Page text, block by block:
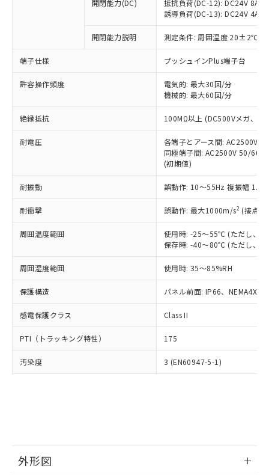
開閉能力(DC)
抵抗負荷(DC-12): DC24V 8A/
誘導負荷(DC-13): DC24V 4A/
開閉能力説明 測定条件: 周囲温度 20±2℃、
端子仕様 プッシュインPlus端子台
許容操作頻度
電気的: 最大30回/分
機械的: 最大60回/分
絶縁抵抗 100MΩ以上 (DC500Vメガ、点
耐電圧
各端子とアース間: AC2500V
同極端子間: AC2500V 50/
(初期値)
耐振動 誤動作: 10～55Hz 複振幅
耐衝撃 誤動作: 最大1000m/s2 (接点
周囲温度範囲
使用時: -25～55℃ (ただし、氷
保存時: -40～80℃ (ただし、氷
周囲湿度範囲 使用時: 35～85%RH
保護構造 パネル前面: IP66、NEMA4X,
感電保護クラス Class II
PTI（トラッキング特性） 175
汚染度 3 (EN60947-5-1)
外形図
ことをご了承ください。
在庫状況および標準価格照会結果は、
記載している更新日時点での社内デー
タに基づき作成されるものであり、閲
覧された時点での実際の在庫および標
準価格とは異なる場合があることをご
正式な納期状況および標準価格はお客
様のお取引先、またはお客様担当のオ
ムロン制御機器販売店・当社販売員に
オムロン制御機器販売店や当社販売拠
販売ネットワーク
」をご確認
在庫状況および標準価格結果を当社の
事前の承諾なく第三者に漏洩または開
示しないようお願いします。
マイパーツ機能（部品リスト作成サー
ビス）をご利用いただくには、I-Web
メンバーズにご登録されている必要が
お客様が当ウェブサイト上で当社にご
登録された部品リストについて、当社
および当社の共同利用者が、当社の製
品・サービスに関するお客様との取
引・商談に必要な範囲で利用すること
をご了承ください。
※当社の共同利用者とは、"個人情報
の「1.共同利
用者の範囲」に記載されている法人を
むを得ず変更することがあります。
*EU RoHS指令（10物質）：
鉛(Pb) 1000ppm以下、 水銀(Hg) 1000ppm以下、 カド
ミウム(Cd) 100ppm以下、
六価クロム(Cr(Ⅵ)) 1000ppm以下、ポリ臭化ビフェニル
類(PBB) 1000ppm以下、ポリ臭化ジフェニルエーテル類
(PBDE) 1000ppm以下、フタル酸ビス(2-エチルヘキシ
ル) (DEHP)(別名：DOP) 1000ppm以下、フタル酸ブチ
(DIBP) 1000ppm以下
但し、RoHS指令で産業用監視および制御機器に対する
フタル酸エステル類の４物質については閾値を超える意
図的な使用がないことを確認しています。
部品在庫の切り替え状況などにより、予定
月が前後することがあります。
※3 非含有証明書ダウンロード
下記の非含有証明書をダウンロードするこ
とができます。
EU RoHS指令（10物質）の非含有証明書
51物質の非含有証明書（当社基準）
※本証明書は発行日時点で非含有を証明す
欄に対応日を記載しておりました。
既に当社にて対応品への在庫切替を完了
「－」：未確認です。当社販売部門へお問
*中国RoHS10物質の基準値 (GB/T26572)：
Pb(鉛) :1000ppm、 Hg(水銀) : 1000ppm、 Cd(カドミウ
ニル類) : 1000ppm、 PBDEs(ポリ臭化ジフェニルエーテ
DBP(フタル酸ジブチル) : 1000ppm、 DIBP(フタル酸ジ
イソブチル) : 1000ppm、 BBP(フタル酸ブチルベンジ
ル) : 1000ppm、
DEHP(フタル酸ビス(2-エチルヘキシル)) : 1000ppm
「ｅ」：有害物質（10物質）のすべてが基
準値以下であることを示します。
「10」：通常の使用状況下において有害物
質が外部に漏えいし、環境に深刻な影響を
及ぼさない年数を意味します。
「－」：未確認です。当社販売部門へお問
い合わせください。
当社は、これら貴社製品のうち、外国
為替および外国貿易法に定める商品
（以下｢規制貨物等」という）を輸出
または国外への提供する場合は、日本
国政府の輸出許可(または役務取引許
可)を取得するなどの必要な手続きを
当社は規制貨物を破棄する場合は、完
全に破砕するなど、違法に輸出されな
いよう必要な手段を講じます。
当社は貴社製品を、核兵器、ミサイ
ル、化学兵器、生物兵器またはその他
武器並びにこれらの製造装置等に一切
当社は、貴社製品を第三者に販売する
場合は、上記1、2および3の内容を当
該第三者に通知します。また当社は、
販売先および販売に係わる関係者が違
法に輸出するおそれがある場合は、取
り引きをいたしません。
○ 一定数以上の在庫あり
一定数には満たないが在庫あり
在庫なし(最新の在庫状況につ
いては、お客様のお取引先、ま
たはお客様担当のオムロン制御
機器販売店・当社販売員にご確
白
受注生産機種、また在庫状況の
情報を公開していない機種